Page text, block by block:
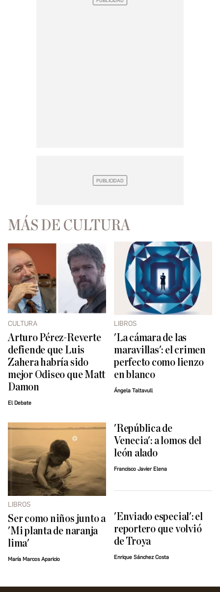
MÁS DE CULTURA
CULTURA
Arturo Pérez-Reverte
defiende que Luis
Zahera habría sido
mejor Odiseo que Matt
Damon
El Debate
LIBROS
'La cámara de las
maravillas': el crimen
perfecto como lienzo
en blanco
Ángela Taltavull
LIBROS
Ser como niños junto a
'Mi planta de naranja
lima'
María Marcos Aparicio
'República de
Venecia': a lomos del
león alado
Francisco Javier Elena
'Enviado especial': el
reportero que volvió
de Troya
Enrique Sánchez Costa